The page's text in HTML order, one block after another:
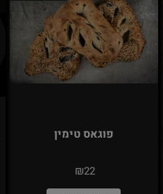
פוגאס טימין
₪22